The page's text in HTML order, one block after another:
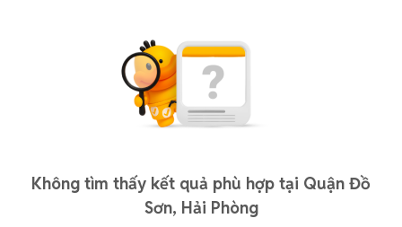
Không tìm thấy kết quả phù hợp tại Quận Đồ
Sơn, Hải Phòng